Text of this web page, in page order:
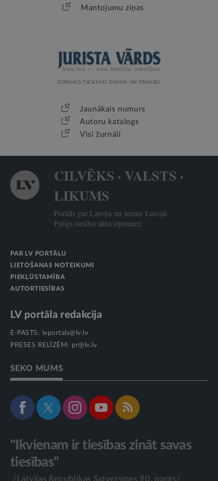
Mantojumu ziņas
ŽURNĀLS TIESISKAI DOMAI UN PRAKSEI
Jaunākais numurs
Autoru katalogs
Visi žurnāli
CILVĒKS · VALSTS ·
LIKUMS
Portāls par Latviju un mums Latvijā.
Palīgs tiesību aktu izpratnei.
PAR LV PORTĀLU
LIETOŠANAS NOTEIKUMI
PIEKĻŪSTAMĪBA
AUTORTIESĪBAS
LV portāla redakcija
E-PASTS:
lvportals@lv.lv
PRESES RELĪZĒM: pr@lv.lv
SEKO MUMS
"Ikvienam ir tiesības zināt savas
tiesības"
/Latvijas Republikas Satversmes 90. pants/